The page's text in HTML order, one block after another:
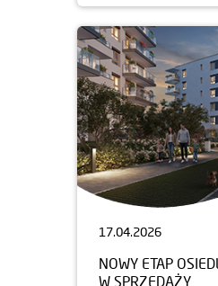
17.04.2026
NOWY ETAP
W SPRZEDAŻY